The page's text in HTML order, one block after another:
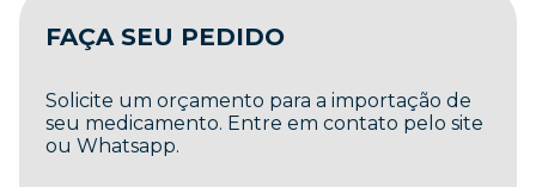
FAÇA SEU PEDIDO
Solicite um orçamento para a importação de
seu medicamento. Entre em contato pelo site
ou Whatsapp.